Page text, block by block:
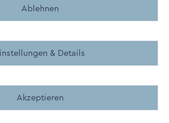
- Magento2 Design und Entwicklung aus
Ablehnen
& Details
Akzeptieren